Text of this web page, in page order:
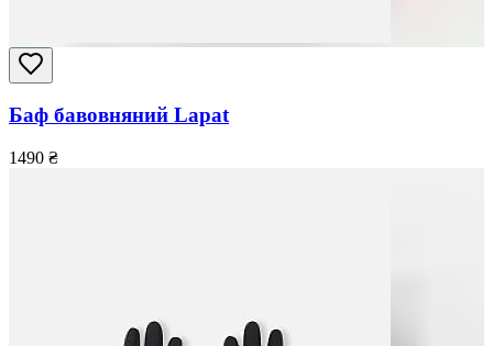
Баф бавовняний Lapat
1490 ₴